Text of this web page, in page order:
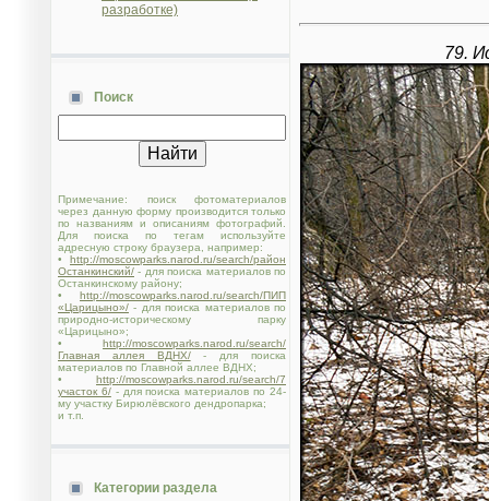
разработке)
Поиск
Примечание: поиск фотоматериалов
через данную форму производится только
по названиям и описаниям фотографий.
Для поиска по тегам используйте
адресную строку браузера, например:
• http://moscowparks.narod.ru/search/район
Останкинский/ - для поиска материалов по
Останкинскому району;
• http://moscowparks.narod.ru/search/ПИП
«Царицыно»/ - для поиска материалов по
природно-историческому парку
«Царицыно»;
• http://moscowparks.narod.ru/search/
Главная аллея ВДНХ/- для поиска
материалов по Главной аллее ВДНХ;
• http://moscowparks.narod.ru/search/7
участок 6/- для поиска материалов по 24-
му участку Бирюлёвского дендропарка;
и т.п.
Категории раздела
79.